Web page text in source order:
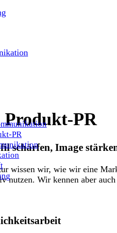
PR
PR
schärfen, Image
wissen wir, wie wir eine
nutzen. Wir kennen aber